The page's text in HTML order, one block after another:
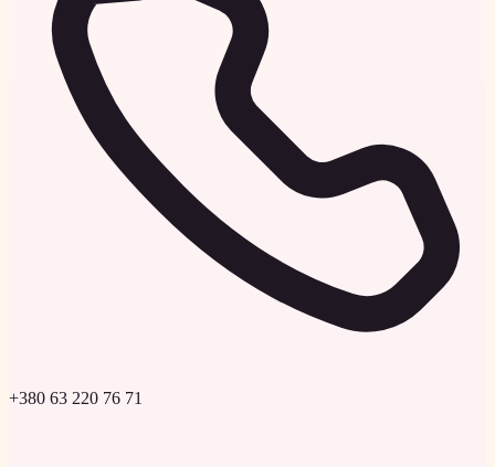
+380 63 220 76 71